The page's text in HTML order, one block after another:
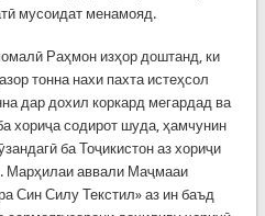
мусоидат менамояд.
Раҳмон изҳор доштанд, ки
тонна нахи пахта истеҳсол
дар дохил коркард мегардад ва
хориҷа содирот шуда, ҳамчунин
ба Тоҷикистон аз хориҷи
Марҳилаи аввали Маҷмааи
Син Силу Текстил» аз ин баъд